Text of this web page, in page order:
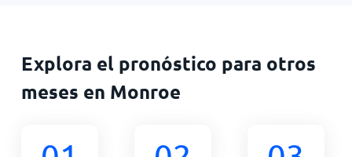
Explora el pronóstico para otros
meses en Monroe